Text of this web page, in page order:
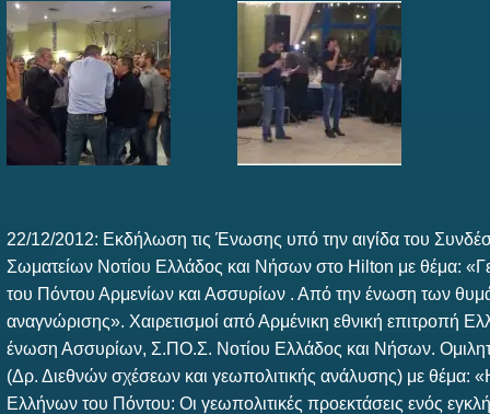
22/12/2012: Εκδήλωση τις Ένωσης υπό την αιγίδα του
Σωματείων Νοτίου Ελλάδος και Νήσων στο Hilton με θέμα:
του Πόντου Αρμενίων και Ασσυρίων . Από την ένωση των
αναγνώρισης». Χαιρετισμοί από Αρμένικη εθνική επιτροπή
ένωση Ασσυρίων, Σ.ΠΟ.Σ. Νοτίου Ελλάδος και Νήσων.
(Δρ. Διεθνών σχέσεων και γεωπολιτικής ανάλυσης) με θέμα:
Ελλήνων του Πόντου: Οι γεωπολιτικές προεκτάσεις ενός